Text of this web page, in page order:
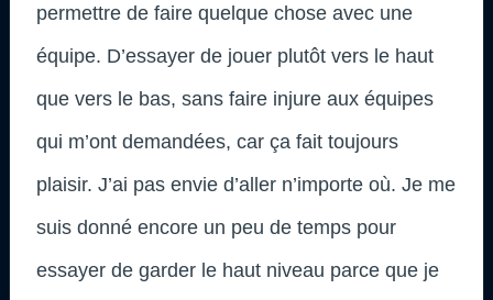
permettre de faire quelque chose avec une
équipe. D’essayer de jouer plutôt vers le haut
que vers le bas, sans faire injure aux équipes
qui m’ont demandées, car ça fait toujours
plaisir. J’ai pas envie d’aller n’importe où. Je me
suis donné encore un peu de temps pour
essayer de garder le haut niveau parce que je